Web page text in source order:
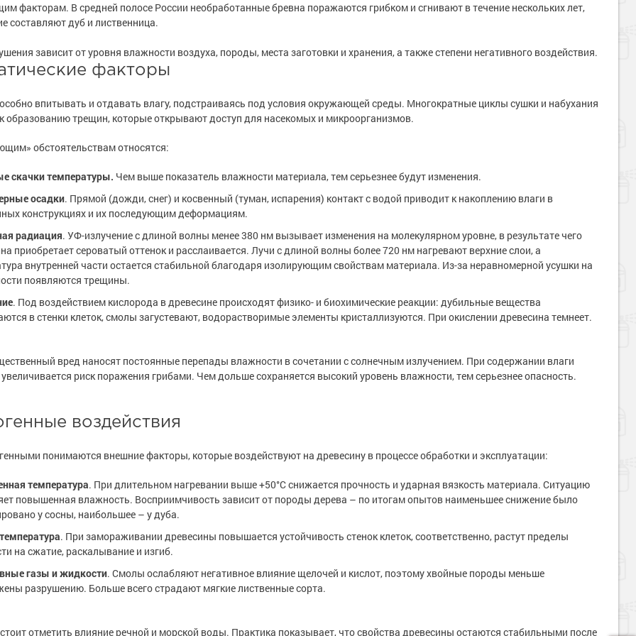
для бетона,
бетона
ремонта
товары
для бетона
металла
для металла
разбавители
металла
товары
товары
товары
товары
товары
товары
полы
полов
оборудование
стены
товары
холодного
товары
грунт-эмали
товары
факторам. В средней полосе России необработанные бревна поражаются грибком и сгнивают в течение нескольких лет,
составляют дуб и лиственница.
зависит от уровня влажности воздуха, породы, места заготовки и хранения, а также степени негативного воздействия.
факторы
впитывать и отдавать влагу, подстраиваясь под условия окружающей среды. Многократные циклы сушки и набухания
образованию трещин, которые открывают доступ для насекомых и микроорганизмов.
обстоятельствам относятся:
скачки температуры. Чем выше показатель влажности материала, тем серьезнее будут изменения.
осадки. Прямой (дожди, снег) и косвенный (туман, испарения) контакт с водой приводит к накоплению влаги в
конструкциях и их последующим деформациям.
радиация. УФ-излучение с длиной волны менее 380 нм вызывает изменения на молекулярном уровне, в результате чего
приобретает сероватый оттенок и расслаивается. Лучи с длиной волны более 720 нм нагревают верхние слои, а
внутренней части остается стабильной благодаря изолирующим свойствам материала. Из-за неравномерной усушки на
появляются трещины.
. Под воздействием кислорода в древесине происходят физико- и биохимические реакции: дубильные вещества
в стенки клеток, смолы загустевают, водорастворимые элементы кристаллизуются. При окислении древесина темнеет.
вред наносят постоянные перепады влажности в сочетании с солнечным излучением. При содержании влаги
увеличивается риск поражения грибами. Чем дольше сохраняется высокий уровень влажности, тем серьезнее опасность.
воздействия
понимаются внешние факторы, которые воздействуют на древесину в процессе обработки и эксплуатации:
температура. При длительном нагревании выше +50°С снижается прочность и ударная вязкость материала. Ситуацию
повышенная влажность. Восприимчивость зависит от породы дерева – по итогам опытов наименьшее снижение было
у сосны, наибольшее – у дуба.
. При замораживании древесины повышается устойчивость стенок клеток, соответственно, растут пределы
на сжатие, раскалывание и изгиб.
газы и жидкости. Смолы ослабляют негативное влияние щелочей и кислот, поэтому хвойные породы меньше
разрушению. Больше всего страдают мягкие лиственные сорта.
отметить влияние речной и морской воды. Практика показывает, что свойства древесины остаются стабильными после
для бетона,
бетона
ремонта
товары
для бетона
металла
для металла
разбавители
металла
товары
товары
товары
товары
товары
товары
полы
полов
оборудование
стены
товары
холодного
товары
грунт-эмали
товары